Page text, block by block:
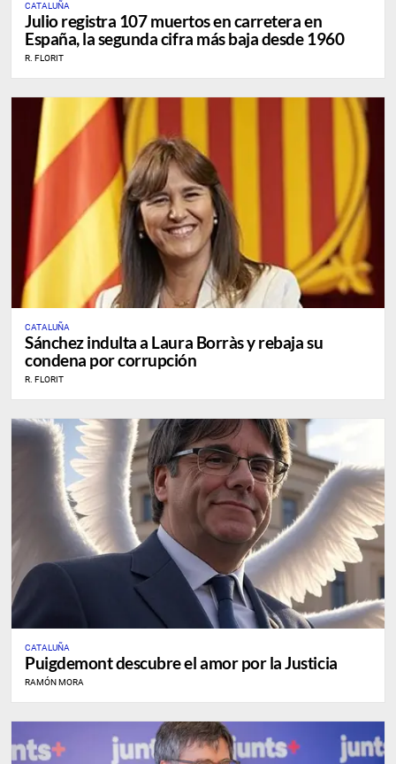
CATALUÑA
Julio registra 107 muertos en carretera en
España, la segunda cifra más baja desde 1960
R. FLORIT
CATALUÑA
Sánchez indulta a Laura Borràs y rebaja su
condena por corrupción
R. FLORIT
CATALUÑA
Puigdemont descubre el amor por la Justicia
RAMÓN MORA